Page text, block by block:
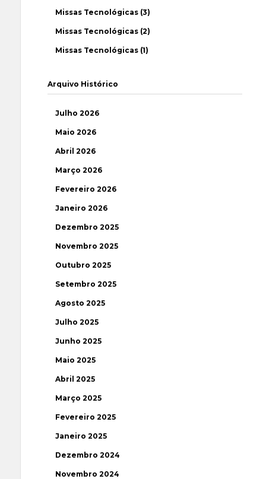
Missas Tecnológicas (3)
Missas Tecnológicas (2)
Missas Tecnológicas (1)
Arquivo Histórico
Julho 2026
Maio 2026
Abril 2026
Março 2026
Fevereiro 2026
Janeiro 2026
Dezembro 2025
Novembro 2025
Outubro 2025
Setembro 2025
Agosto 2025
Julho 2025
Junho 2025
Maio 2025
Abril 2025
Março 2025
Fevereiro 2025
Janeiro 2025
Dezembro 2024
Novembro 2024